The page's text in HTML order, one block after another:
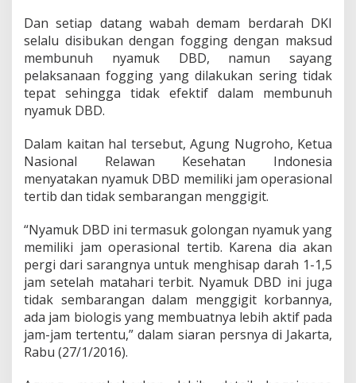
B
D
D
n
i
i
i
d
a
E
f
e
k
t
i
f
Dan setiap datang wabah demam berdarah DKI
selalu disibukan dengan fogging dengan maksud
membunuh nyamuk DBD, namun sayang
pelaksanaan fogging yang dilakukan sering tidak
tepat sehingga tidak efektif dalam membunuh
nyamuk DBD.
Dalam kaitan hal tersebut, Agung Nugroho, Ketua
Nasional Relawan Kesehatan Indonesia
menyatakan nyamuk DBD memiliki jam operasional
tertib dan tidak sembarangan menggigit.
“Nyamuk DBD ini termasuk golongan nyamuk yang
memiliki jam operasional tertib. Karena dia akan
pergi dari sarangnya untuk menghisap darah 1-1,5
jam setelah matahari terbit. Nyamuk DBD ini juga
tidak sembarangan dalam menggigit korbannya,
ada jam biologis yang membuatnya lebih aktif pada
jam-jam tertentu,” dalam siaran persnya di Jakarta,
Rabu (27/1/2016).